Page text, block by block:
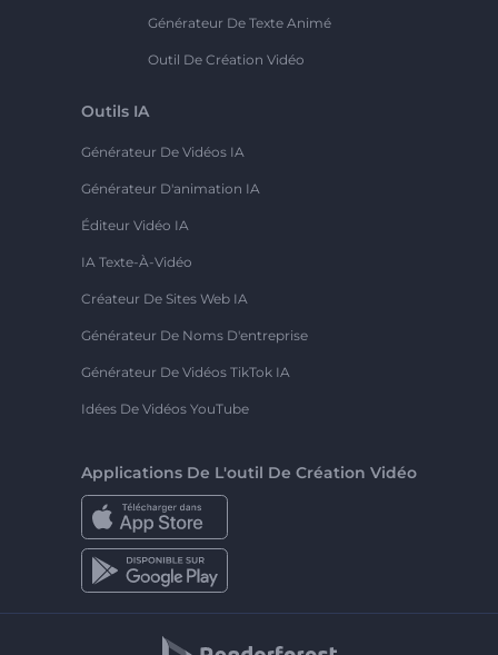
Générateur De Texte Animé
Outil De Création Vidéo
Outils IA
Générateur De Vidéos IA
Générateur D'animation IA
Éditeur Vidéo IA
IA Texte-À-Vidéo
Créateur De Sites Web IA
Générateur De Noms D'entreprise
Générateur De Vidéos TikTok IA
Idées De Vidéos YouTube
Applications De L'outil De Création Vidéo